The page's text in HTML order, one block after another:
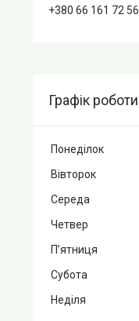
+380 66 161 72 56
Графік роботи
Понеділок
Вівторок
Середа
Четвер
Пʼятниця
Субота
Неділя